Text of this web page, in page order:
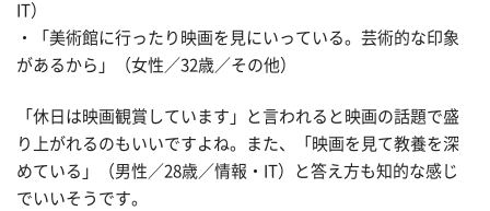
IT）
・「美術館に行ったり映画を見にいっている。芸術的な印象
があるから」（女性／32歳／その他）
「休日は映画観賞しています」と言われると映画の話題で盛
り上がれるのもいいですよね。また、「映画を見て教養を深
めている」（男性／28歳／情報・IT）と答え方も知的な感じ
でいいそうです。